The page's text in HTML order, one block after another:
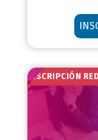
INSCRIPCIÓN